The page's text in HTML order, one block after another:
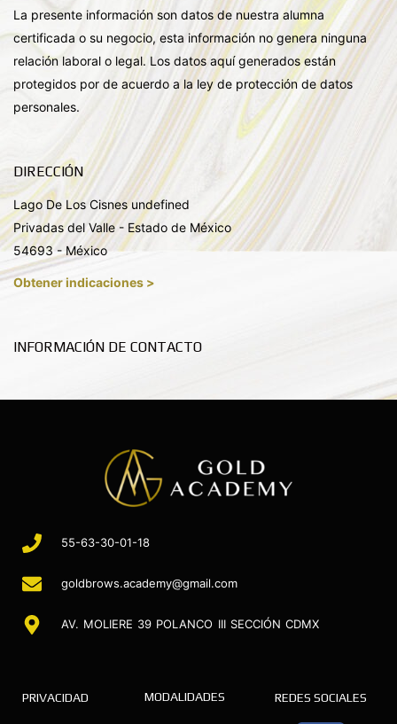
La presente información son datos de nuestra alumna
certificada o su negocio, esta información no genera ninguna
relación laboral o legal. Los datos aquí generados están
protegidos por de acuerdo a la ley de protección de datos
personales.
DIRECCIÓN
Lago De Los Cisnes undefined
Privadas del Valle - Estado de México
54693 - México
Obtener indicaciones >
INFORMACIÓN DE CONTACTO
55-63-30-01-18
goldbrows.academy@gmail.com
AV. MOLIERE 39 POLANCO III SECCIÓN CDMX
PRIVACIDAD MODALIDADES REDES SOCIALES